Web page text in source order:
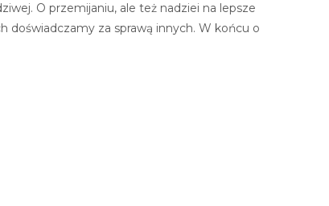
O przemijaniu, ale też nadziei na lepsze
doświadczamy za sprawą innych. W końcu o